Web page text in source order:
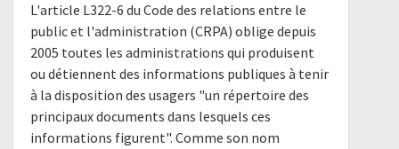
L'article L322-6 du Code des relations entre le
public et l'administration (CRPA) oblige depuis
2005 toutes les administrations qui produisent
ou détiennent des informations publiques à tenir
à la disposition des usagers "un répertoire des
principaux documents dans lesquels ces
informations figurent". Comme son nom